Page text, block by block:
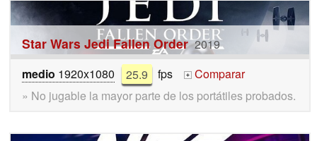
Star Wars Jedi Fallen Order 2019
medio 1920x1080 25.9 fps +
Comparar
» No jugable la mayor parte de los portátiles probados.